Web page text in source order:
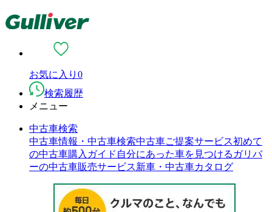
お気に入り 0
検索履歴
メニュー
中古車検索
中古車情報・中古車検索中古車ご提案サービス初めて
の中古車購入ガイド 自分にあった車を見つける ガリバ
ーの中古車販売サービス新車・中古車カタログ